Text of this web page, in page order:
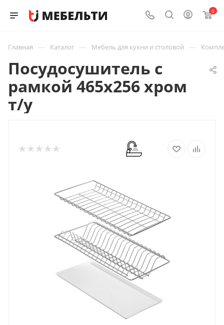
0
Главная — Каталог — Мебель для кухни и столовой —
Посудосушитель с
рамкой 465х256 хром
т/у